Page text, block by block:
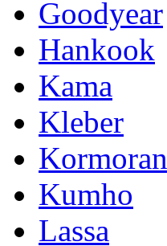
Goodyear
Hankook
Kama
Kleber
Kormoran
Kumho
Lassa